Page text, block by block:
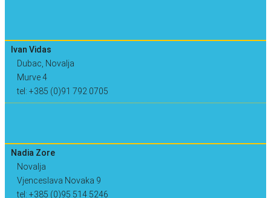
Ivan Vidas
Dubac, Novalja
Murve 4
tel: +385 (0)91 792 0705
Nadia Zore
Novalja
Vjenceslava Novaka 9
tel: +385 (0)95 514 5246